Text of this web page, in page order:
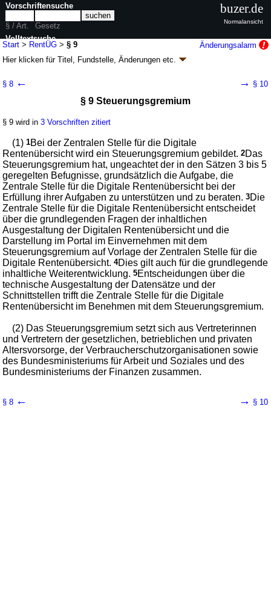
Start > RentÜG >§ 9
Änderungsalarm
Hier klicken fürTitel, Fundstelle, Änderungen etc.
G. v. 23.10.2024BGBl. 2024 I Nr. 323
3 weitere Fassungen | Drucksachen / Entwurf / Begründung
§ 8 ← → § 10
§ 9 Steuerungsgremium
§ 9 wird in3 Vorschriften zitiert
(1)1Bei der Zentralen Stelle für die Digitale
Rentenübersicht wird ein Steuerungsgremium gebildet.2Das
Steuerungsgremium hat, ungeachtet der in den Sätzen 3 bis 5
geregelten Befugnisse, grundsätzlich die Aufgabe, die
Zentrale Stelle für die Digitale Rentenübersicht bei der
Erfüllung ihrer Aufgaben zu unterstützen und zu beraten.3Die
Zentrale Stelle für die Digitale Rentenübersicht entscheidet
über die grundlegenden Fragen der inhaltlichen
Ausgestaltung der Digitalen Rentenübersicht und die
Darstellung im Portal im Einvernehmen mit dem
Steuerungsgremium auf Vorlage der Zentralen Stelle für die
Digitale Rentenübersicht.4Dies gilt auch für die grundlegende
inhaltliche Weiterentwicklung.5Entscheidungen über die
technische Ausgestaltung der Datensätze und der
Schnittstellen trifft die Zentrale Stelle für die Digitale
Rentenübersicht im Benehmen mit dem Steuerungsgremium.
(2) Das Steuerungsgremium setzt sich aus Vertreterinnen
und Vertretern der gesetzlichen, betrieblichen und privaten
Altersvorsorge, der Verbraucherschutzorganisationen sowie
des Bundesministeriums für Arbeit und Soziales und des
Bundesministeriums der Finanzen zusammen.
§ 8 ← → § 10
Vorschriftensuche
§ / Art.
Gesetz
Volltextsuche
nur in RentÜG
buzer.de
Normalansicht